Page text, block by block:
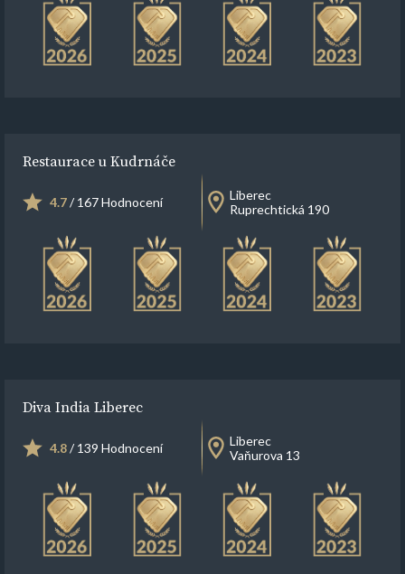
Restaurace u Kudrnáče
4.7/ 167 Hodnocení
Liberec
Ruprechtická 190
Diva India Liberec
4.8/ 139 Hodnocení
Liberec
Vaňurova 13